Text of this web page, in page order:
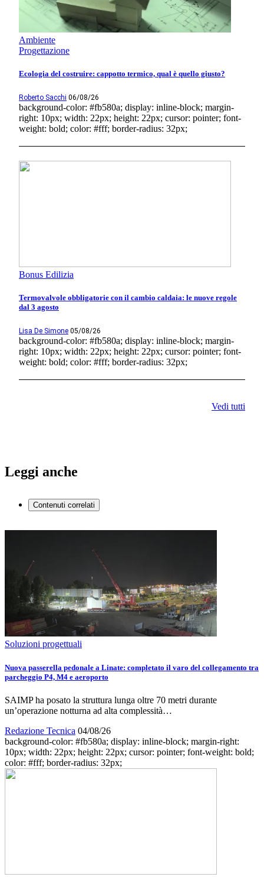
Ambiente
Progettazione
Ecologia del costruire: cappotto termico, qual è quello giusto?
Roberto Sacchi 06/08/26
background-color: #fb580a; display: inline-block; margin-
right: 10px; width: 22px; height: 22px; cursor: pointer; font-
weight: bold; color: #fff; border-radius: 32px;
Bonus Edilizia
Termovalvole obbligatorie con il cambio caldaia: le nuove regole
dal 3 agosto
Lisa De Simone 05/08/26
background-color: #fb580a; display: inline-block; margin-
right: 10px; width: 22px; height: 22px; cursor: pointer; font-
weight: bold; color: #fff; border-radius: 32px;
Vedi tutti
Leggi anche
Contenuti correlati
Soluzioni progettuali
Nuova passerella pedonale a Linate: completato il varo del collegamento tra
parcheggio P4, M4 e aeroporto
SAIMP ha posato la struttura lunga oltre 70 metri durante
un’operazione notturna ad alta complessità…
Redazione Tecnica 04/08/26
background-color: #fb580a; display: inline-block; margin-right:
10px; width: 22px; height: 22px; cursor: pointer; font-weight: bold;
color: #fff; border-radius: 32px;